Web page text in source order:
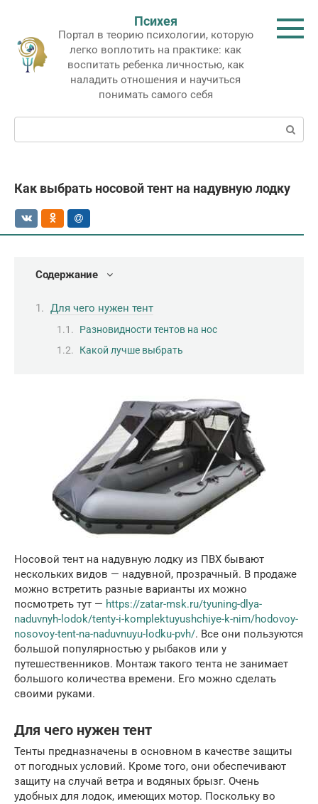
контенту
Психея
Портал в теорию психологии, которую
легко воплотить на практике: как
воспитать ребенка личностью, как
наладить отношения и научиться
понимать самого себя
Поиск:
Как выбрать носовой тент на надувную лодку
Содержание
Для чего нужен тент
Разновидности тентов на нос
Какой лучше выбрать
Носовой тент на надувную лодку из ПВХ бывают
нескольких видов — надувной, прозрачный. В продаже
можно встретить разные варианты их можно
посмотреть тут — https://zatar-msk.ru/tyuning-dlya-
naduvnyh-lodok/tenty-i-komplektuyushchiye-k-nim/hodovoy-
nosovoy-tent-na-naduvnuyu-lodku-pvh/. Все они пользуются
большой популярностью у рыбаков или у
путешественников. Монтаж такого тента не занимает
большого количества времени. Его можно сделать
своими руками.
Для чего нужен тент
Тенты предназначены в основном в качестве защиты
от погодных условий. Кроме того, они обеспечивают
защиту на случай ветра и водяных брызг. Очень
удобных для лодок, имеющих мотор. Поскольку во